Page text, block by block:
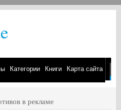
Категории Книги Карта сайта
в рекламе